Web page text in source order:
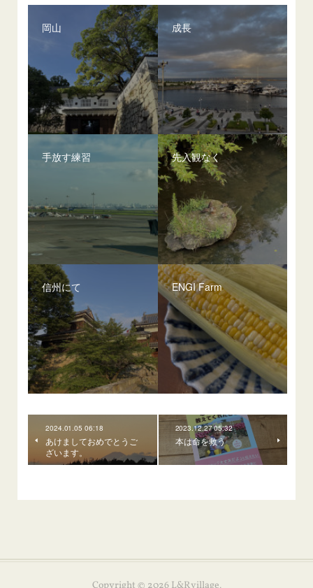
岡山 成長
手放す練習 先入観なく
信州にて ENGI Farm
2024.01.05 06:18
あけましておめでとうご
ざいます。
2023.12.27 05:32
本は命を救う